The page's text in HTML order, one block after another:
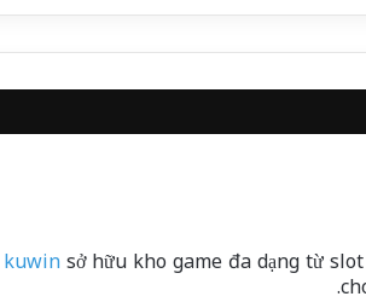
kuwinsở hữu kho game đa dạng từ